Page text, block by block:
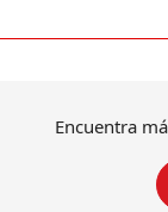
Encuentra